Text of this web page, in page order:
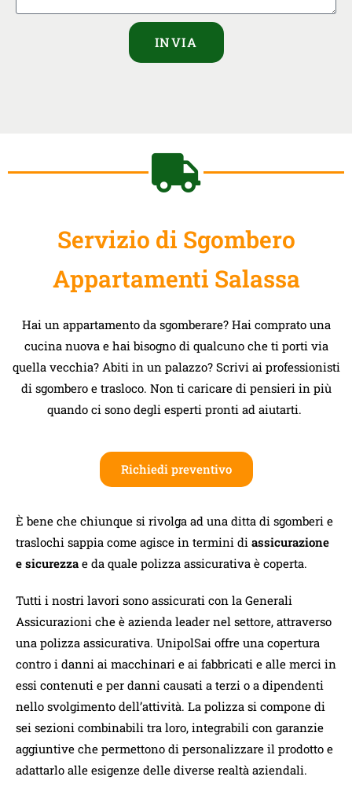
INVIA
Servizio di Sgombero
Appartamenti Salassa
Hai un appartamento da sgomberare? Hai comprato una
cucina nuova e hai bisogno di qualcuno che ti porti via
quella vecchia? Abiti in un palazzo? Scrivi ai professionisti
di sgombero e trasloco. Non ti caricare di pensieri in più
quando ci sono degli esperti pronti ad aiutarti.
Richiedi preventivo
È bene che chiunque si rivolga ad una ditta di sgomberi e
traslochi sappia come agisce in termini di assicurazione
e sicurezza e da quale polizza assicurativa è coperta.
Tutti i nostri lavori sono assicurati con la Generali
Assicurazioni che è azienda leader nel settore, attraverso
una polizza assicurativa. UnipolSai offre una copertura
contro i danni ai macchinari e ai fabbricati e alle merci in
essi contenuti e per danni causati a terzi o a dipendenti
nello svolgimento dell’attività. La polizza si compone di
sei sezioni combinabili tra loro, integrabili con garanzie
aggiuntive che permettono di personalizzare il prodotto e
adattarlo alle esigenze delle diverse realtà aziendali.